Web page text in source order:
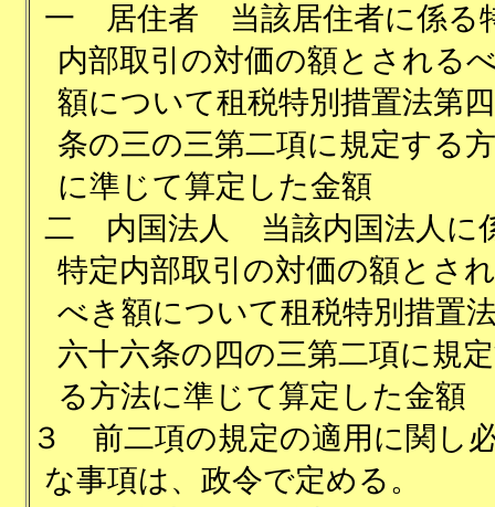
一
居住者 当該居住者に係る
内部取引の対価の額とされる
額について租税特別措置法第
条の三の三第二項に規定する
に準じて算定した金額
二
内国法人 当該内国法人に
特定内部取引の対価の額とさ
べき額について租税特別措置
六十六条の四の三第二項に規
る方法に準じて算定した金額
３
前二項の規定の適用に関し
な事項は、政令で定める。